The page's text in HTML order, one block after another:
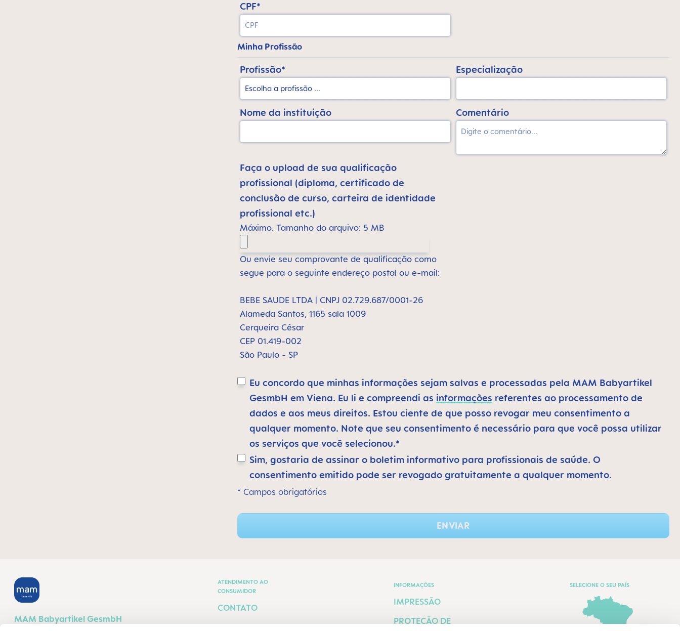
CPF*
Minha Profissão
Profissão* Especialização
Nome da instituição Comentário
Faça o upload de sua qualificação
profissional (diploma, certificado de
conclusão de curso, carteira de identidade
profissional etc.)
Máximo. Tamanho do arquivo: 5 MB
Ou envie seu comprovante de qualificação como
segue para o seguinte endereço postal ou e-mail:
BEBE SAUDE LTDA | CNPJ 02.729.687/0001-26
Alameda Santos, 1165 sala 1009
Cerqueira César
CEP 01.419-002
São Paulo - SP
Eu concordo que minhas informações sejam salvas e processadas pela MAM Babyartikel
GesmbH em Viena. Eu li e compreendi as informações referentes ao processamento de
dados e aos meus direitos. Estou ciente de que posso revogar meu consentimento a
qualquer momento. Note que seu consentimento é necessário para que você possa utilizar
os serviços que você selecionou.*
Sim, gostaria de assinar o boletim informativo para profissionais de saúde. O
consentimento emitido pode ser revogado gratuitamente a qualquer momento.
* Campos obrigatórios
ENVIAR
MAM Babyartikel GesmbH
ATENDIMENTO AO
CONSUMIDOR
CONTATO
TERMOS E
INFORMAÇÕES
IMPRESSÃO
PROTEÇÃO DE
SELECIONE O SEU PAÍS